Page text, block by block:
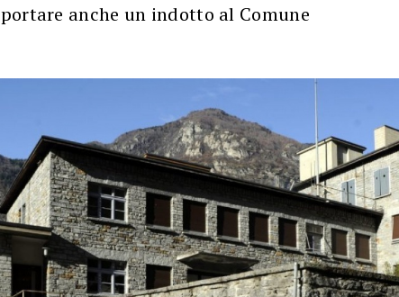
portare anche un indotto al Comune